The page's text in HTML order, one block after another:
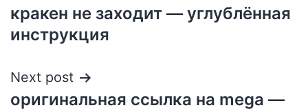
кракен не заходит — углублённая
инструкция
Next post
оригинальная ссылка на mega —